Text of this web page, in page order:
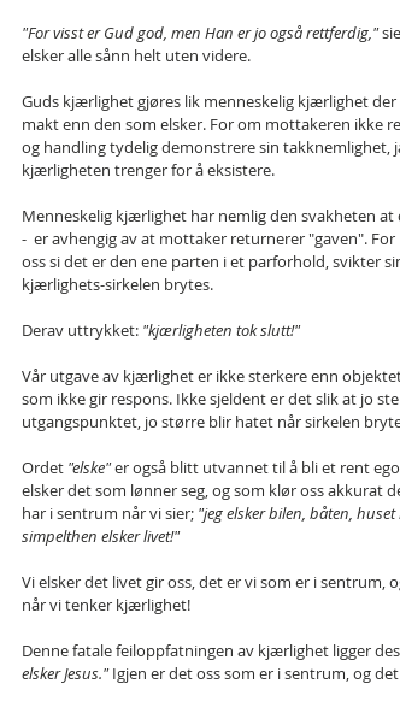
"For visst er Gud god, men Han er jo også rettferdig,"
elsker alle sånn helt uten videre.
Guds kjærlighet gjøres lik menneskelig kjærlighet
makt enn den som elsker. For om mottakeren ikke
og handling tydelig demonstrere sin takknemlighet,
kjærligheten trenger for å eksistere.
Menneskelig kjærlighet har nemlig den svakheten
-  er avhengig av at mottaker returnerer "gaven".
oss si det er den ene parten i et parforhold, svikter
kjærlighets-sirkelen brytes.
Derav uttrykket: "kjærligheten tok slutt!"
Vår utgave av kjærlighet er ikke sterkere enn
som ikke gir respons. Ikke sjeldent er det slik at jo
utgangspunktet, jo større blir hatet når sirkelen
Ordet "elske" er også blitt utvannet til å bli et rent
elsker det som lønner seg, og som klør oss akkurat
har i sentrum når vi sier; "jeg elsker bilen, båten,
simpelthen elsker livet!"
Vi elsker det livet gir oss, det er vi som er i sentrum,
når vi tenker kjærlighet!
Denne fatale feiloppfatningen av kjærlighet ligger
elsker Jesus." Igjen er det oss som er i sentrum, og